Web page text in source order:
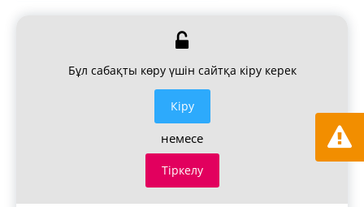
Бұл сабақты көру үшін сайтқа кіру керек
Кiру
немесе
Тіркелу